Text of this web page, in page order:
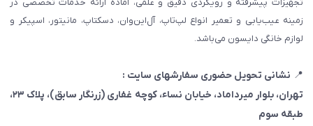
تجهیزات پیشرفته و رویکردی دقیق و علمی، آماده ارائه خدمات تخصصی در
زمینه عیب‌یابی و تعمیر انواع لپ‌تاپ، آل‌این‌وان، دسکتاپ، مانیتور، اسپیکر و
لوازم خانگی دایسون می‌باشد.
📍 نشانی تحویل حضوری سفارشهای سایت :
تهران، بلوار میرداماد، خیابان نساء، کوچه غفاری (زرنگار سابق)
، پلاک ۲۳،
طبقه سوم